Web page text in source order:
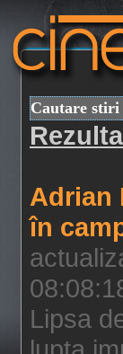
Cautare stiri
Adrian
în
Lipsa